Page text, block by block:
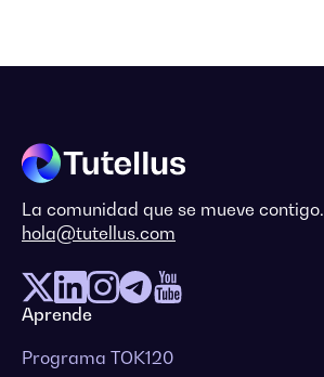
La comunidad que se mueve contigo.
hola@tutellus.com
Aprende
Programa TOK120